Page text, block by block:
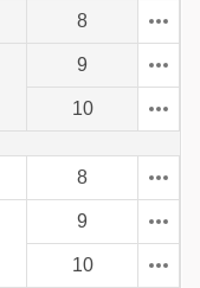
8
9
10
8
9
10